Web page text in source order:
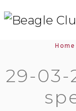
Home
29-03-